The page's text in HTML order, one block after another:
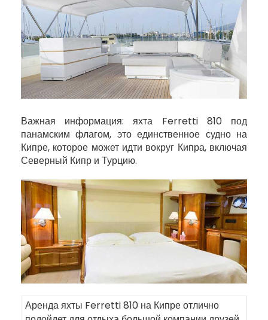
Важная информация: яхта Ferretti 810 под
панамским флагом, это единственное судно на
Кипре, которое может идти вокруг Кипра, включая
Северный Кипр и Турцию.
Аренда яхты Ferretti 810 на Кипре отлично